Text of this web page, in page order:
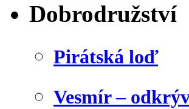
Dobrodružství
Pirátská loď
Vesmír –